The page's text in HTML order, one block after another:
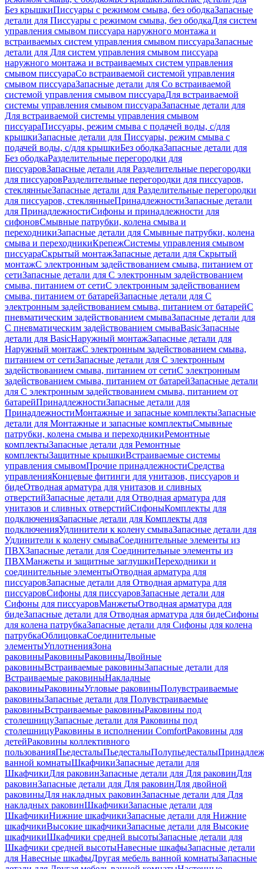
Без крышкиПиссуары с режимом смыва, без ободкаЗапасные
детали для Писсуары с режимом смыва, без ободкаДля систем
управления смывом писсуара наружного монтажа и
встраиваемых систем управления смывом писсуараЗапасные
детали для Для систем управления смывом писсуара
наружного монтажа и встраиваемых систем управления
смывом писсуараСо встраиваемой системой управления
смывом писсуараЗапасные детали для Со встраиваемой
системой управления смывом писсуараДля встраиваемой
системы управления смывом писсуараЗапасные детали для
Для встраиваемой системы управления смывом
писсуараПиссуары, режим смыва с подачей воды, с/для
крышкиЗапасные детали для Писсуары, режим смыва с
подачей воды, с/для крышкиБез ободкаЗапасные детали для
Без ободкаРазделительные перегородки для
писсуаровЗапасные детали для Разделительные перегородки
для писсуаровРазделительные перегородки для писсуаров,
стеклянныеЗапасные детали для Разделительные перегородки
для писсуаров, стеклянныеПринадлежностиЗапасные детали
для ПринадлежностиСифоны и принадлежности для
сифоновСмывные патрубки, колена смыва и
переходникиЗапасные детали для Смывные патрубки, колена
смыва и переходникиКрепежСистемы управления смывом
писсуараСкрытый монтажЗапасные детали для Скрытый
монтажС электронным задействованием смыва, питанием от
сетиЗапасные детали для С электронным задействованием
смыва, питанием от сетиС электронным задействованием
смыва, питанием от батарейЗапасные детали для С
электронным задействованием смыва, питанием от батарейС
пневматическим задействованием смываЗапасные детали для
С пневматическим задействованием смываBasicЗапасные
детали для BasicНаружный монтажЗапасные детали для
Наружный монтажС электронным задействованием смыва,
питанием от сетиЗапасные детали для С электронным
задействованием смыва, питанием от сетиС электронным
задействованием смыва, питанием от батарейЗапасные детали
для С электронным задействованием смыва, питанием от
батарейПринадлежностиЗапасные детали для
ПринадлежностиМонтажные и запасные комплектыЗапасные
детали для Монтажные и запасные комплектыСмывные
патрубки, колена смыва и переходникиРемонтные
комплектыЗапасные детали для Ремонтные
комплектыЗащитные крышкиВстраиваемые системы
управления смывомПрочие принадлежностиСредства
управленияКонцевые фитинги для унитазов, писсуаров и
бидеОтводная арматура для унитазов и сливных
отверстийЗапасные детали для Отводная арматура для
унитазов и сливных отверстийСифоныКомплекты для
подключенияЗапасные детали для Комплекты для
подключенияУдлинители к колену смываЗапасные детали для
Удлинители к колену смываСоединительные элементы из
ПВХЗапасные детали для Соединительные элементы из
ПВХМанжеты и защитные заглушкиПереходники и
соединительные элементыОтводная арматура для
писсуаровЗапасные детали для Отводная арматура для
писсуаровCифоны для писсуаровЗапасные детали для
Cифоны для писсуаровМанжетыОтводная арматура для
бидеЗапасные детали для Отводная арматура для бидеСифоны
для колена патрубкаЗапасные детали для Сифоны для колена
патрубкаОблицовкаСоединительные
элементыУплотненияЗона
раковиныРаковиныРаковиныДвойные
раковиныВстраиваемые раковиныЗапасные детали для
Встраиваемые раковиныНакладные
раковиныРаковиныУгловые раковиныПолувстраиваемые
раковиныЗапасные детали для Полувстраиваемые
раковиныВстраиваемые раковиныРаковины под
столешницуЗапасные детали для Раковины под
столешницуРаковины в исполнении ComfortPаковины для
детейРаковины коллективного
пользованияПьедесталыПьедесталыПолупьедесталы
ванной комнатыШкафчикиЗапасные детали для
ШкафчикиДля раковинЗапасные детали для Для раковинДля
раковинЗапасные детали для Для раковинДля двойной
раковиныДля накладных pаковинЗапасные детали для Для
накладных pаковинШкафчикиЗапасные детали для
ШкафчикиНижние шкафчикиЗапасные детали для Нижние
шкафчикиВысокие шкафчикиЗапасные детали для Высокие
шкафчикиШкафчики средней высотыЗапасные детали для
Шкафчики средней высотыНавесные шкафыЗапасные детали
для Навесные шкафыДругая мебель ванной комнатыЗапасные